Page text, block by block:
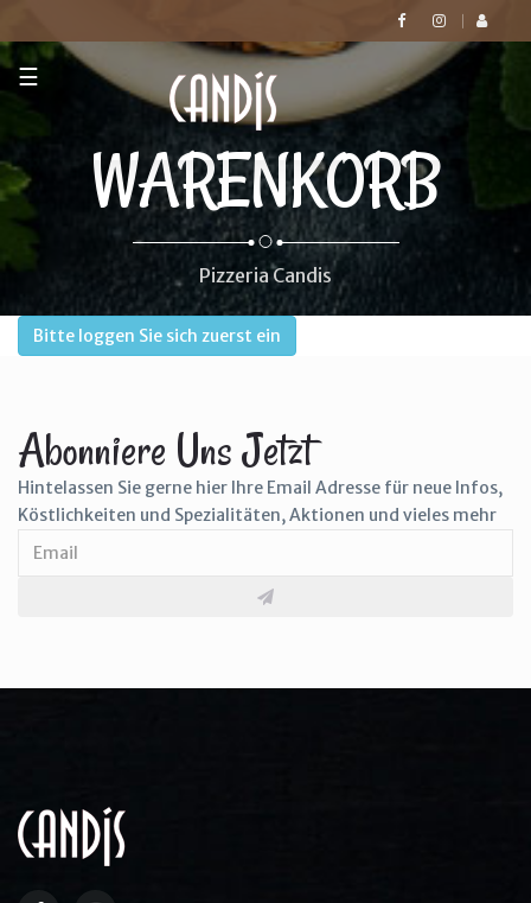
☰
WARENKORB
Pizzeria Candis
Bitte loggen Sie sich zuerst ein
Abonniere Uns Jetzt
Hintelassen Sie gerne hier Ihre Email Adresse für neue Infos,
Köstlichkeiten und Spezialitäten, Aktionen und vieles mehr
Boy Breakfast